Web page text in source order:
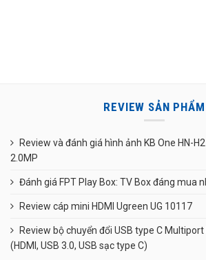
REVIEW SẢN PHẨM
Review và đánh giá hình ảnh KB One HN-
2.0MP
Đánh giá FPT Play Box: TV Box đáng mua
Review cáp mini HDMI Ugreen UG 10117
Review bộ chuyển đổi USB type C
(HDMI, USB 3.0, USB sạc type C)